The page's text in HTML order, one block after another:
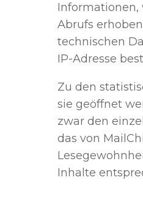
Informationen,
Abrufs
technischen
IP-Adresse
Zu den
sie geöffnet
zwar den
das von
Inhalte